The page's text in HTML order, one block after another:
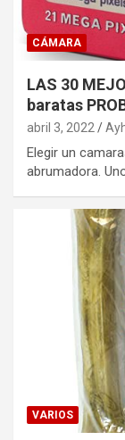
CÁMARA
LAS 30
baratas
abril 3, 2022
Elegir un
abrumadora.
VARIOS